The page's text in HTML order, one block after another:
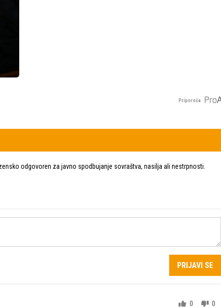
Priporoča
odgovoren za javno spodbujanje sovraštva, nasilja ali nestrpnosti.
PRIJAVI SE
0 0